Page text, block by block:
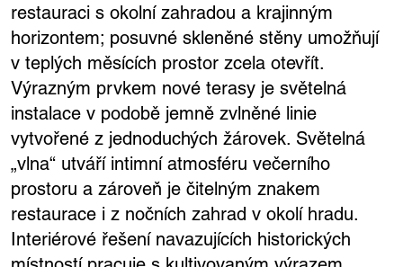
restauraci s okolní zahradou a krajinným
horizontem; posuvné skleněné stěny umožňují
v teplých měsících prostor zcela otevřít.
Výrazným prvkem nové terasy je světelná
instalace v podobě jemně zvlněné linie
vytvořené z jednoduchých žárovek. Světelná
„vlna“ utváří intimní atmosféru večerního
prostoru a zároveň je čitelným znakem
restaurace i z nočních zahrad v okolí hradu.
Interiérové řešení navazujících historických